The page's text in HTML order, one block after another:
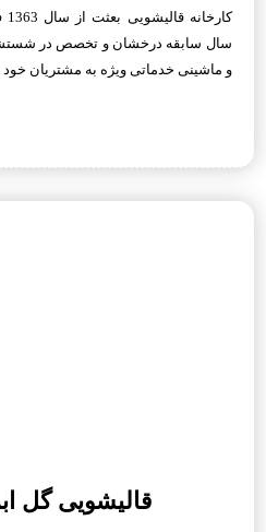
سال سابقه درخشان و تخصص در
و ماشینی خدماتی ویژه به مشتریان خود
قالیشویی گل